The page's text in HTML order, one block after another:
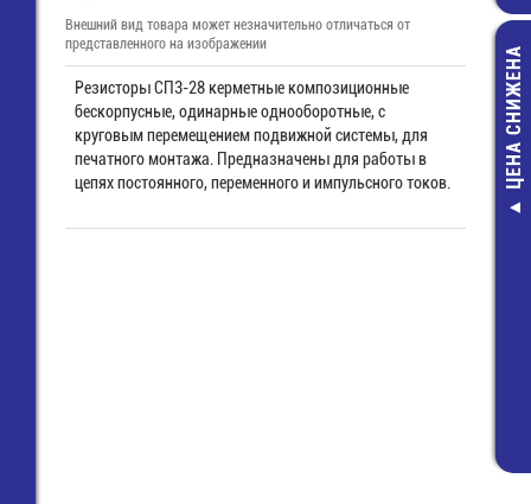
ЦЕНА СНИЖЕНА
Внешний вид товара может незначительно отличаться от
представленного на изображении
Резисторы СП3-28 керметные композиционные
бескорпусные, одинарные однооборотные, с
круговым перемещением подвижной системы, для
печатного монтажа. Предназначены для работы в
цепях постоянного, переменного и импульсного токов.